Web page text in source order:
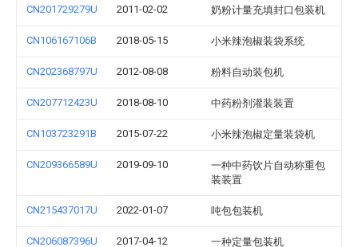
CN201729279U 2011-02-02 奶粉计量充填封口包装机
CN106167106B 2018-05-15 小米辣泡椒装袋系统
CN202368797U 2012-08-08 粉料自动装包机
CN207712423U 2018-08-10 中药粉剂灌装装置
CN103723291B 2015-07-22 小米辣泡椒定量装袋机
CN209366589U 2019-09-10
一种中药饮片自动称重包
装装置
CN215437017U 2022-01-07 吨包包装机
CN206087396U 2017-04-12 一种定量包装机